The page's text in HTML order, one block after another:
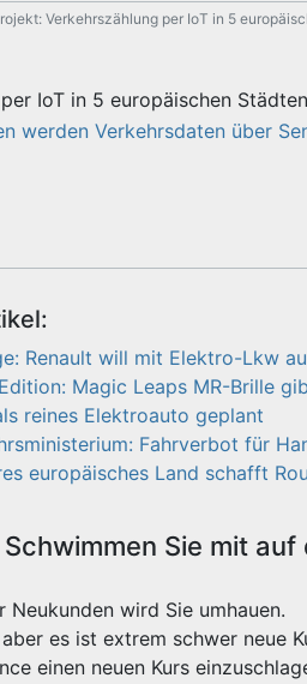
Verkehrszählung per IoT in 5
IoT in 5 europäischen
Renault will mit Elektro-Lkw
Magic Leaps MR-Brille
reines Elektroauto geplant
Fahrverbot für
europäisches Land schafft
Sie mit
wird Sie umhauen.
es ist extrem schwer neue
einen neuen Kurs